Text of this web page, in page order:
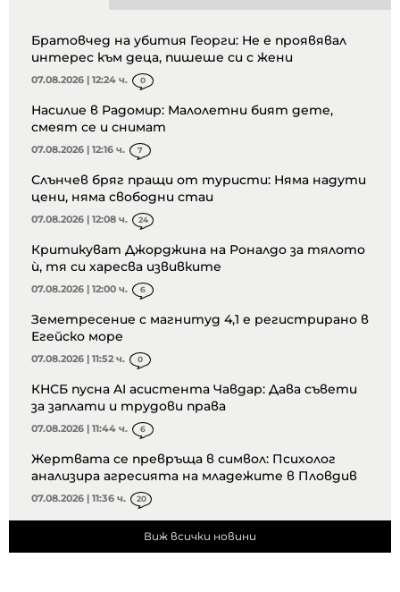
Братовчед на убития Георги: Не е проявявал
интерес към деца, пишеше си с жени
07.08.2026 | 12:24 ч. 0
Насилие в Радомир: Малолетни бият дете,
смеят се и снимат
07.08.2026 | 12:16 ч. 7
Слънчев бряг пращи от туристи: Няма надути
цени, няма свободни стаи
07.08.2026 | 12:08 ч. 24
Критикуват Джорджина на Роналдо за тялото
ѝ, тя си харесва извивките
07.08.2026 | 12:00 ч. 6
Земетресение с магнитуд 4,1 е регистрирано в
Егейско море
07.08.2026 | 11:52 ч. 0
КНСБ пусна AI асистента Чавдар: Дава съвети
за заплати и трудови права
07.08.2026 | 11:44 ч. 6
Жертвата се превръща в символ: Психолог
анализира агресията на младежите в Пловдив
07.08.2026 | 11:36 ч. 20
Виж всички новини